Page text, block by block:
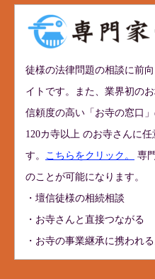
徒様の法律問題の相談に前
イトです。また、業界初の
信頼度の高い「お寺の窓口
120カ寺以上 のお寺さんに
す。 こちらをクリック。
専
のことが可能になります。
・壇信徒様の相続相談
・お寺さんと直接つながる
・お寺の事業継承に携われる